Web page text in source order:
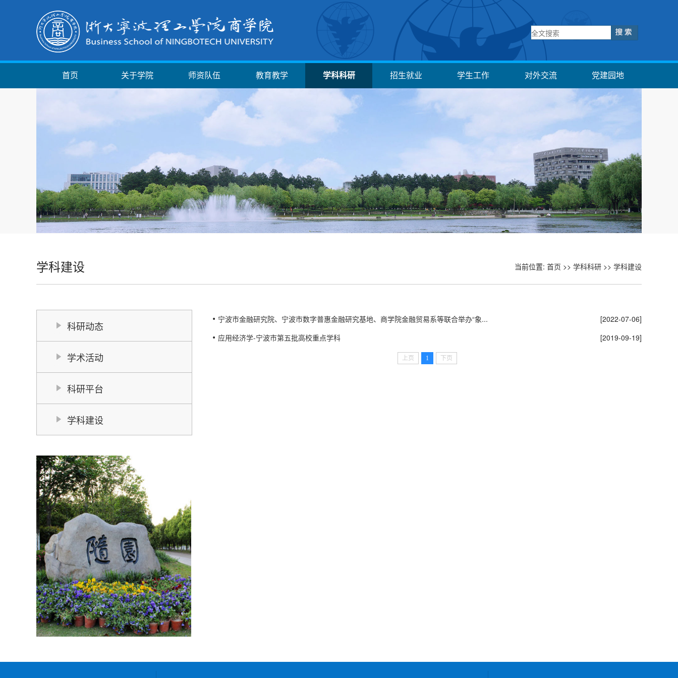
首页 关于学院 师资队伍 教育教学 学科科研 招生就业 学生工作 对外交流 党建园地
学科建设 当前位置: 首页 >> 学科科研 >> 学科建设
科研动态
学术活动
科研平台
学科建设
宁波市金融研究院、宁波市数字普惠金融研究基地、商学院金融贸易系等联合举办“象...
[2022-07-06]
应用经济学-宁波市第五批高校重点学科
[2019-09-19]
上页 1 下页